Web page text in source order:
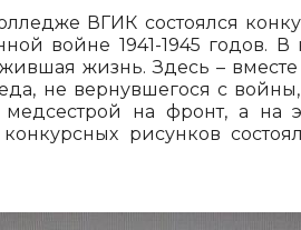
ВГИК состоялся
войне 1941-1945 годов.
жизнь. Здесь –
не вернувшегося с
на фронт, а на
рисунков